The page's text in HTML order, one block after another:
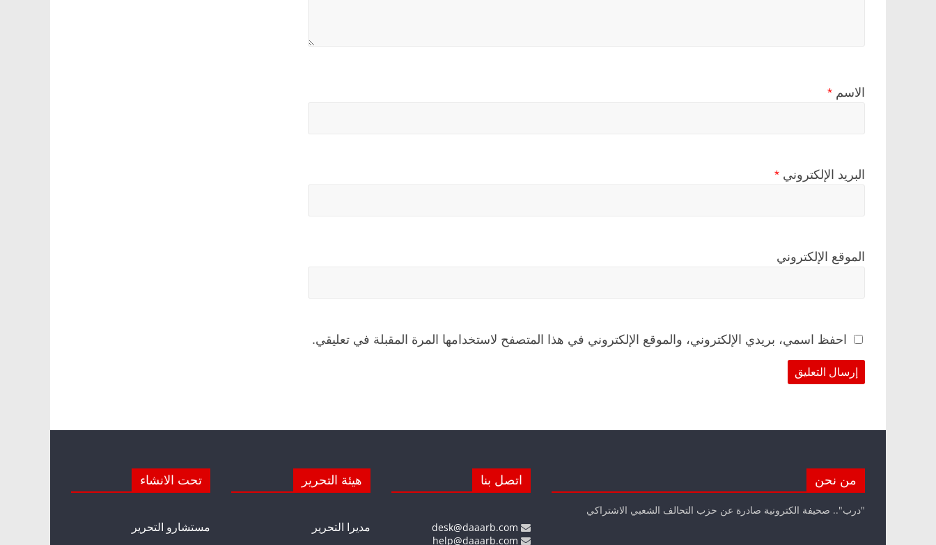
الاسم *
البريد الإلكتروني *
الموقع الإلكتروني
احفظ اسمي، بريدي الإلكتروني، والموقع الإلكتروني في هذا المتصفح لاستخدامها المرة المقبلة في تعليقي.
من نحن
"درب".. صحيفة الكترونية صادرة عن حزب التحالف الشعبي الاشتراكي
اتصل بنا هيئة التحرير
مديرا التحرير
تحت الانشاء
مستشارو التحرير